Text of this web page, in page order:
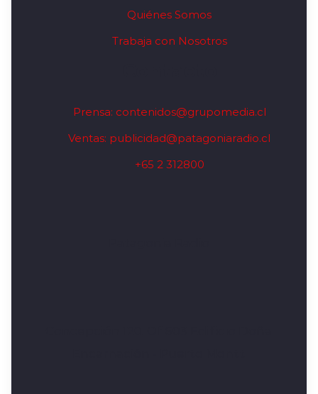
Quiénes Somos
Trabaja con Nosotros
Prensa: contenidos@grupomedia.cl
Ventas: publicidad@patagoniaradio.cl
+65 2 312800